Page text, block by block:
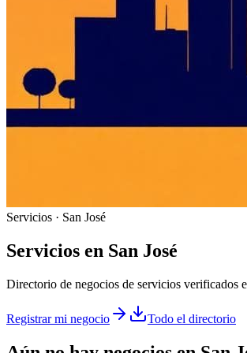
Servicios · San José
Servicios en San José
Directorio de negocios de servicios verificados
Registrar mi negocio Todo el directorio